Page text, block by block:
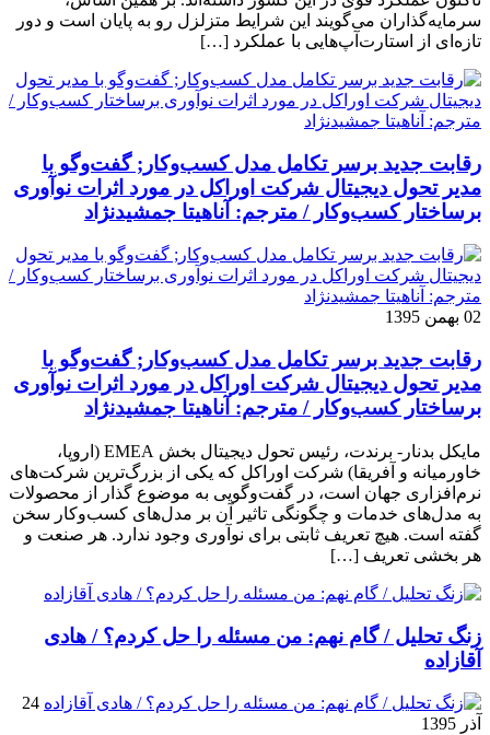
سرمایه‌گذاران می‌گویند این شرایط متزلزل رو به پایان است و دور
تازه‌ای از استارت‌آپ‌هایی با عملکرد […]
رقابت جدید برسر تکامل مدل کسب‌و‌کار; گفت‌وگو با
مدیر تحول دیجیتال شرکت اوراکل در مورد اثرات نوآوری
برساختار کسب‌وکار / مترجم: آناهیتا جمشیدنژاد
02 بهمن 1395
رقابت جدید برسر تکامل مدل کسب‌و‌کار; گفت‌وگو با
مدیر تحول دیجیتال شرکت اوراکل در مورد اثرات نوآوری
برساختار کسب‌وکار / مترجم: آناهیتا جمشیدنژاد
مایکل بدنار- برندت، رئیس تحول دیجیتال بخش EMEA (اروپا،
خاورمیانه و آفریقا) شرکت اوراکل که یکی از بزرگ‌ترین شرکت‌های
نرم‌افزاری جهان است، در گفت‌وگویی به موضوع گذار از محصولات
به مدل‌های خدمات و چگونگی تاثیر آن بر مدل‌های کسب‌و‌کار سخن
گفته است. هیچ تعریف ثابتی برای نوآوری وجود ندارد. هر صنعت و
هر بخشی تعریف […]
زنگ تحلیل / گام نهم: من مسئله را حل کردم؟ / هادی
آقازاده
24
آذر 1395